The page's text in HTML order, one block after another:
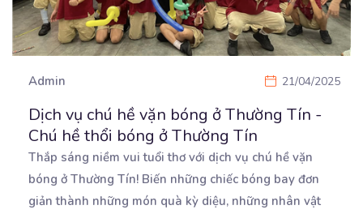
Admin 21/04/2025
Dịch vụ chú hề vặn bóng ở Thường Tín -
Chú hề thổi bóng ở Thường Tín
Thắp sáng niềm vui tuổi thơ với dịch vụ chú hề vặn
bóng ở Thường Tín! Biến những chiếc bóng bay đơn
giản thành những món quà kỳ diệu, những nhân vật